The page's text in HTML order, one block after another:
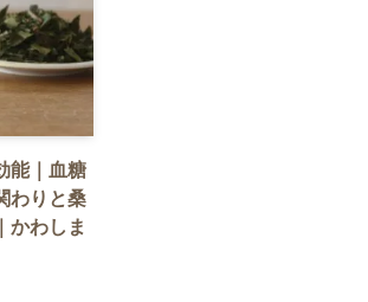
能｜血糖
わりと桑
かわしま